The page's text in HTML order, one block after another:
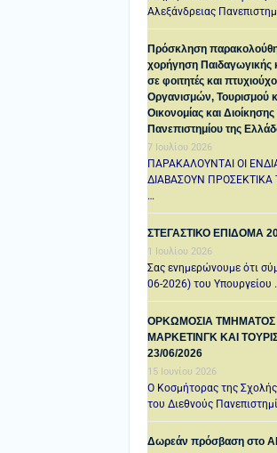
Αλεξάνδρειας
Πρόσκληση
χορήγηση Παιδαγωγικής
σε φοιτητές και
Οργανισμών, Τουρισμού
Οικονομίας και
Πανεπιστημίου της
7 Ιουλίου 2026
ΠΑΡΑΚΑΛΟΥΝΤΑΙ ΟΙ
ΔΙΑΒΑΣΟΥΝ
…
ΣΤΕΓΑΣΤΙΚΟ ΕΠΙΔΟΜΑ
1 Ιουλίου 2026
Σας ενημερώνουμε ότι
06-2026) του Υπουργείου
ΟΡΚΩΜΟΣΙΑ ΤΜΗΜΑΤΟΣ
ΜΑΡΚΕΤΙΝΓΚ ΚΑΙ
23/06/2026
15 Ιουνίου 2026
Ο Κοσμήτορας της Σχολής
του Διεθνούς
Δωρεάν πρόσβαση στο